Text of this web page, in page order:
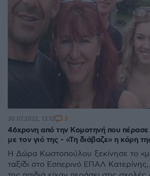
46χρονη από την Κομοτηνή που πέρασε
με τον γιό της - «Τη διάβαζε» η κόρη
Η Δώρα Κωστοπούλου ξεκίνησε το
ταξίδι στο Εσπερινό ΕΠΑΛ
30.07.2022, 13:12 3